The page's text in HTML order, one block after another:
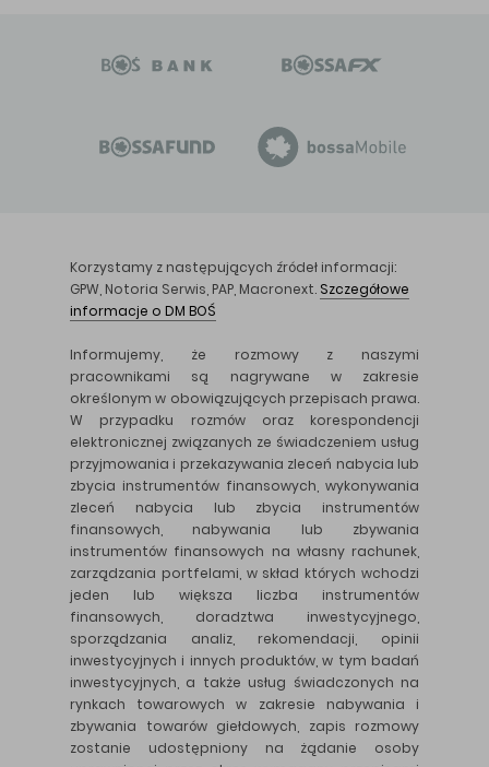
Korzystamy z następujących źródeł informacji:
GPW, Notoria Serwis, PAP, Macronext. Szczegółowe
informacje o DM BOŚ
Informujemy, że rozmowy z naszymi
pracownikami są nagrywane w zakresie
określonym w obowiązujących przepisach prawa.
W przypadku rozmów oraz korespondencji
elektronicznej związanych ze świadczeniem usług
przyjmowania i przekazywania zleceń nabycia lub
zbycia instrumentów finansowych, wykonywania
zleceń nabycia lub zbycia instrumentów
finansowych, nabywania lub zbywania
instrumentów finansowych na własny rachunek,
zarządzania portfelami, w skład których wchodzi
jeden lub większa liczba instrumentów
finansowych, doradztwa inwestycyjnego,
sporządzania analiz, rekomendacji, opinii
inwestycyjnych i innych produktów, w tym badań
inwestycyjnych, a także usług świadczonych na
rynkach towarowych w zakresie nabywania i
zbywania towarów giełdowych, zapis rozmowy
zostanie udostępniony na żądanie osoby